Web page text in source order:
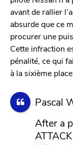
avant de rallier
absurde que ce
procurer une
Cette infraction
pénalité, ce qui
à la sixième
Pascal
After a